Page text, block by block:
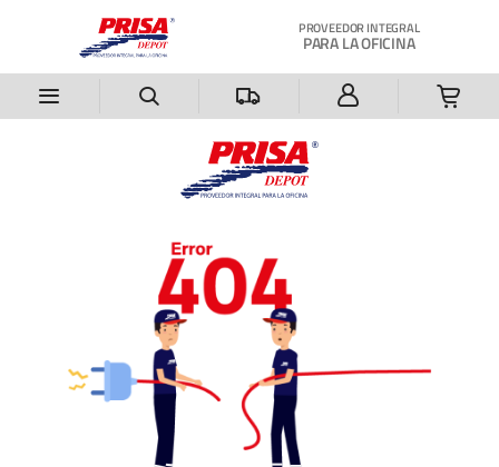
PROVEEDOR INTEGRAL
PARA LA OFICINA